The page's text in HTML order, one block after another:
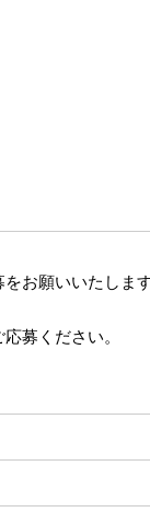
お願いいたします
募ください。